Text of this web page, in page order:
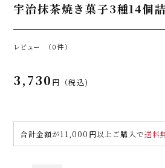
宇治抹茶焼き菓子3種14個
レビュー （0件）
3,730 税込
合計金額が11,000円以上ご購入で送料